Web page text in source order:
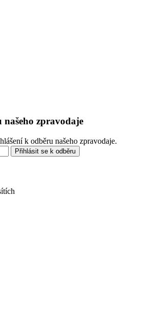
našeho zpravodaje
k odběru našeho zpravodaje.
Přihlásit se k odběru